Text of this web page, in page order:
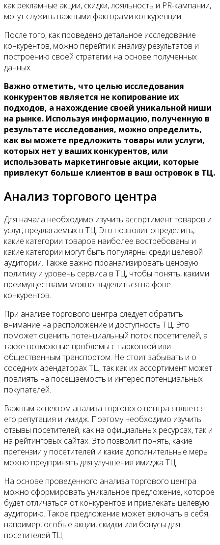
как рекламные акции, скидки, лояльность и PR-кампании,
могут служить важными факторами конкуренции.
После того, как проведено детальное исследование
конкурентов, можно перейти к анализу результатов и
построению своей стратегии на основе полученных
данных.
Важно отметить, что целью исследования
конкурентов является не копирование их
подходов, а нахождение своей уникальной ниши
на рынке. Используя информацию, полученную в
результате исследования, можно определить,
как вы можете предложить товары или услуги,
которых нет у ваших конкурентов, или
использовать маркетинговые акции, которые
привлекут больше клиентов в ваш островок в ТЦ.
Анализ торгового центра
Для начала необходимо изучить ассортимент товаров и
услуг, предлагаемых в ТЦ. Это позволит определить,
какие категории товаров наиболее востребованы и
какие категории могут быть популярны среди целевой
аудитории. Также важно проанализировать ценовую
политику и уровень сервиса в ТЦ, чтобы понять, какими
преимуществами можно выделиться на фоне
конкурентов.
При анализе торгового центра следует обратить
внимание на расположение и доступность ТЦ. Это
поможет оценить потенциальный поток посетителей, а
также возможные проблемы с парковкой или
общественным транспортом. Не стоит забывать и о
соседних арендаторах ТЦ, так как их ассортимент может
повлиять на посещаемость и интерес потенциальных
покупателей.
Важным аспектом анализа торгового центра является
его репутация и имидж. Поэтому необходимо изучить
отзывы посетителей, как на официальных ресурсах, так и
на рейтинговых сайтах. Это позволит понять, какие
претензии у посетителей и какие дополнительные меры
можно предпринять для улучшения имиджа ТЦ.
На основе проведенного анализа торгового центра
можно сформировать уникальное предложение, которое
будет отличаться от конкурентов и привлекать целевую
аудиторию. Такое предложение может включать в себя,
например, особые акции, скидки или бонусы для
посетителей ТЦ.